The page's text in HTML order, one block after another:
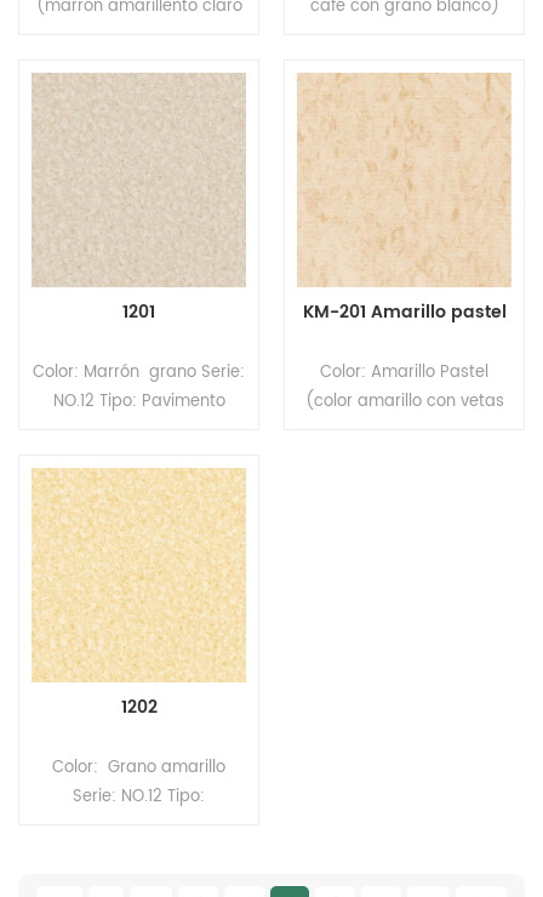
(marrón amarillento claro
Pavimento homogéneo de
PVC Formato: Rollos
Tamaño: 2,0 mm
(espesor) x 2,0 m (ancho)
x 20 m (largo). Superficie:
revestimiento PUR
café con grano blanco)
PVC Formato: Rollos
Tamaño: 2,0 mm
(espesor) x 2,0 m (ancho)
x 20 m (largo). Superficie:
revestimiento PUR
1201
Color: Marrón grano Serie:
NO.12 Tipo: Pavimento
Formato: Rollos Tamaño:
2,0 mm (espesor) * 2,0 m
(ancho) * 20 m (largo)
Espesor de la capa de
desgaste: 0,35 mm
Superficie: recubrimiento
UV/PUR Respaldo: Espuma
KM-201 Amarillo pastel
Color: Amarillo Pastel
(color amarillo con vetas
1202
Color: Grano amarillo
Serie: NO.12 Tipo: